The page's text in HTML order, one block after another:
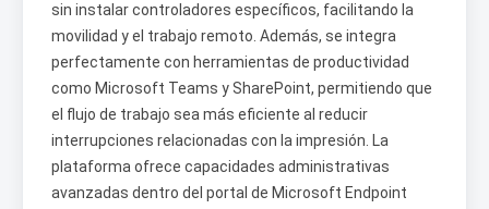
sin instalar controladores específicos, facilitando la
movilidad y el trabajo remoto. Además, se integra
perfectamente con herramientas de productividad
como Microsoft Teams y SharePoint, permitiendo que
el flujo de trabajo sea más eficiente al reducir
interrupciones relacionadas con la impresión. La
plataforma ofrece capacidades administrativas
avanzadas dentro del portal de Microsoft Endpoint